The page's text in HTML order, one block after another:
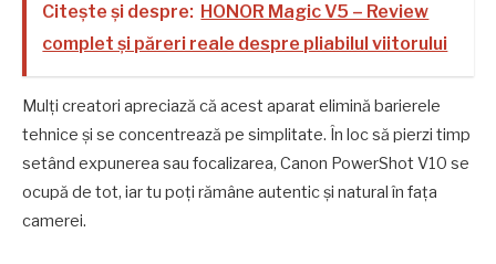
Citește și despre: HONOR Magic V5 – Review
complet și păreri reale despre pliabilul viitorului
Mulți creatori apreciază că acest aparat elimină barierele
tehnice și se concentrează pe simplitate. În loc să pierzi timp
setând expunerea sau focalizarea, Canon PowerShot V10 se
ocupă de tot, iar tu poți rămâne autentic și natural în fața
camerei.